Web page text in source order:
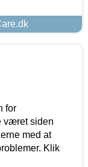
for
været siden
med at
Klik